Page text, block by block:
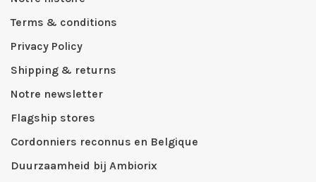
Terms & conditions
Privacy Policy
Shipping & returns
Notre newsletter
Flagship stores
Cordonniers reconnus en Belgique
Duurzaamheid bij Ambiorix